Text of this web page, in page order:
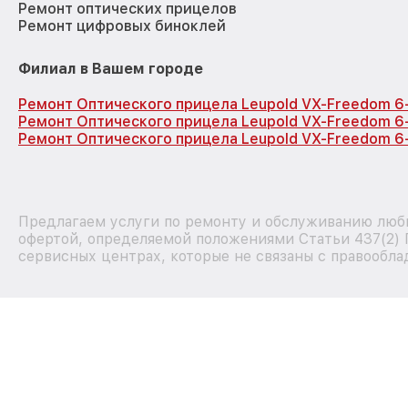
Ремонт оптических прицелов
Ремонт цифровых биноклей
Филиал в Вашем городе
Ремонт Оптического прицела Leupold VX-Freedom
Ремонт Оптического прицела Leupold VX-Freedom
Ремонт Оптического прицела Leupold VX-Freedom
Предлагаем услуги по ремонту и обслуживанию
офертой, определяемой положениями Статьи 437(2)
сервисных центрах, которые не связаны с